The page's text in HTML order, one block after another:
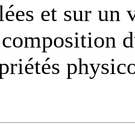
et sur un